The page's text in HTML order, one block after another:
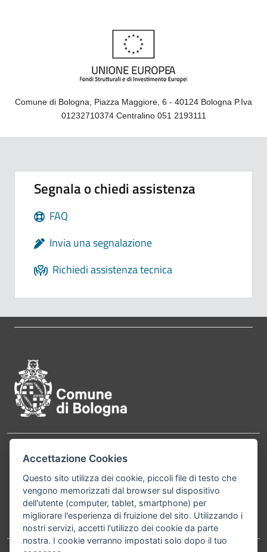
Comune di Bologna, Piazza Maggiore, 6 - 40124 Bologna P.Iva
01232710374 Centralino 051 2193111
Segnala o chiedi assistenza
FAQ
Invia una segnalazione
Richiedi assistenza tecnica
Contatti
Comune di Bologna, Piazza Maggiore, 6 - 40124
Bologna P.Iva 01232710374 Cod. IBAN: IT 88 R
02008 02435 000020067156
Telefono:051203040
Accettazione Cookies
Questo sito utilizza dei cookie, piccoli file di testo che
vengono memorizzati dal browser sul dispositivo
dell'utente (computer, tablet, smartphone) per
migliorare l'esperienza di fruizione del sito. Utilizzando i
nostri servizi, accetti l'utilizzo dei cookie da parte
nostra. I cookie verranno impostati solo dopo il tuo